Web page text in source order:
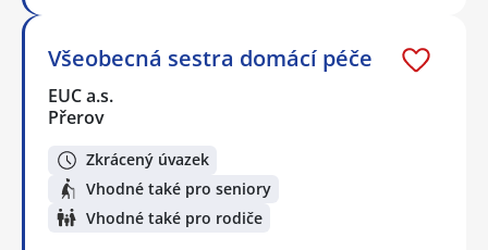
Všeobecná sestra domácí péče
EUC a.s.
Přerov
Zkrácený úvazek
Vhodné také pro seniory
Vhodné také pro rodiče